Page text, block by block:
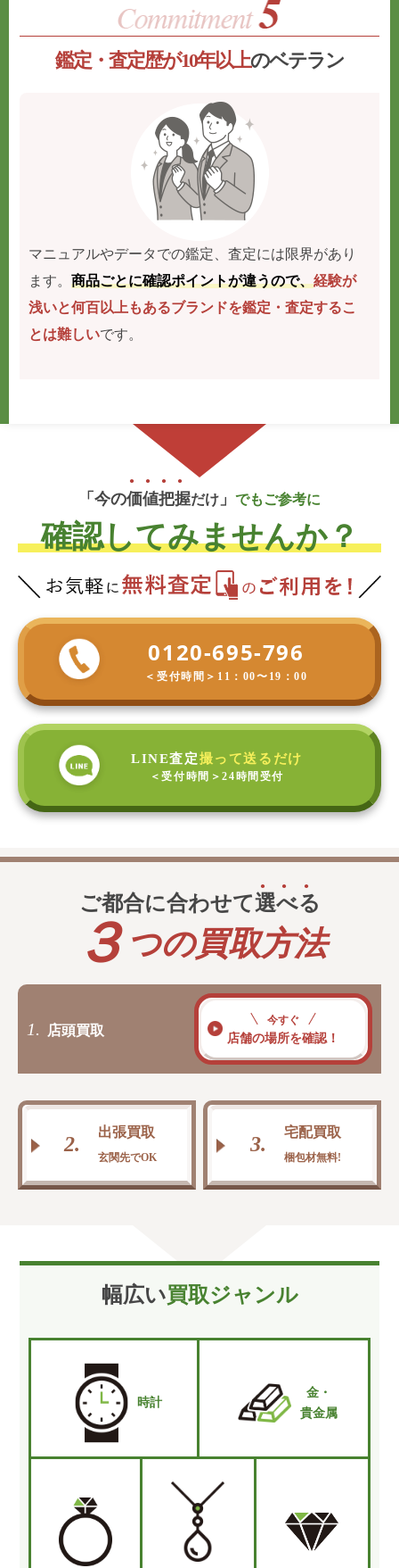
鑑定・査定歴が10年以上のベテラン
マニュアルやデータでの鑑定、査定には限界があり
ます。商品ごとに確認ポイントが違うので、経験が
浅いと何百以上もあるブランドを鑑定・査定するこ
とは難しいです。
「今の価値把握だけ 」 でもご参考に
確認してみませんか？
0120-695-796
＜受付時間＞ 11：00〜19：00
LINE査定撮って送るだけ
＜受付時間＞24時間受付
ご都合に合わせて選べる
３ つの買取方法
1. 店頭買取
今すぐ
店舗の場所を確認！
2.
出張買取
玄関先でOK
3.
宅配買取
梱包材無料!
幅広い買取ジャンル
時計
金・
貴金属